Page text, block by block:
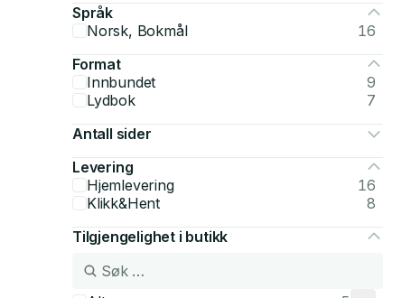
Språk
Norsk, Bokmål
16
Format
Innbundet
9
Lydbok
7
Antall sider
Levering
Hjemlevering
16
Klikk&Hent
8
Tilgjengelighet i butikk